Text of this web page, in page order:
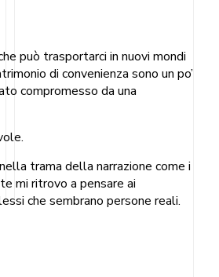
può trasportarci in nuovi mondi
di convenienza sono un po’
compromesso da una
trama della narrazione come i
mi ritrovo a pensare ai
che sembrano persone reali.